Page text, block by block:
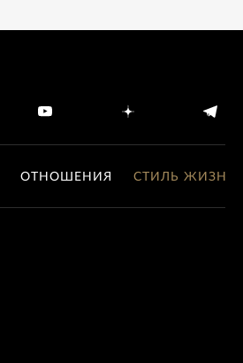
ОТНОШЕНИЯ СТИЛЬ ЖИЗНИ